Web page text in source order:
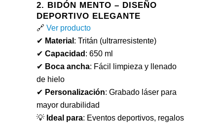
2. BIDÓN MENTO – DISEÑO
DEPORTIVO ELEGANTE
🔗 Ver producto
✔ Material : Tritán (ultrarresistente)
✔ Capacidad : 650 ml
✔ Boca ancha: Fácil limpieza y llenado
de hielo
✔ Personalización: Grabado láser para
mayor durabilidad
💡 Ideal para: Eventos deportivos, regalos